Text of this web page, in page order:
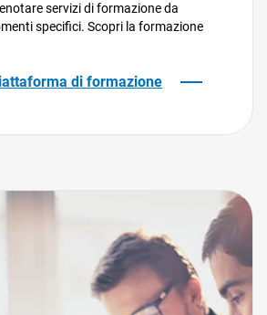
servizi di formazione da
specifici. Scopri la formazione
di formazione